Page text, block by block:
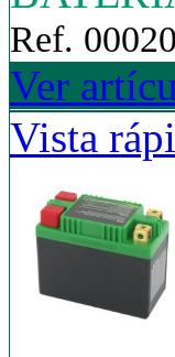
Ref.
Ver
Vista